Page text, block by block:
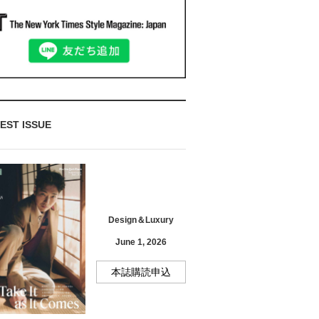
ISSUE
Design＆Luxury
June 1, 2026
本誌購読申込